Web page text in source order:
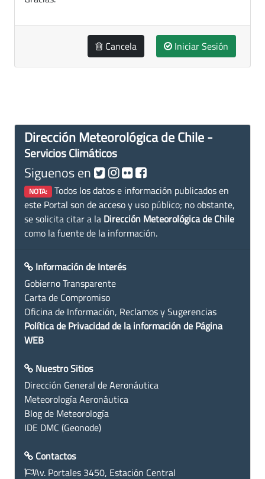
Cancela Iniciar Sesión
Dirección Meteorológica de Chile -
Servicios Climáticos
Siguenos en
NOTA: Todos los datos e información publicados en
este Portal son de acceso y uso público; no obstante,
se solicita citar a la Dirección Meteorológica de Chile
como la fuente de la información.
Información de Interés
Gobierno Transparente
Carta de Compromiso
Oficina de Información, Reclamos y Sugerencias
Política de Privacidad de la información de Página
WEB
Nuestro Sitios
Dirección General de Aeronáutica
Meteorología Aeronáutica
Blog de Meteorología
IDE DMC (Geonode)
Contactos
Av. Portales 3450, Estación Central